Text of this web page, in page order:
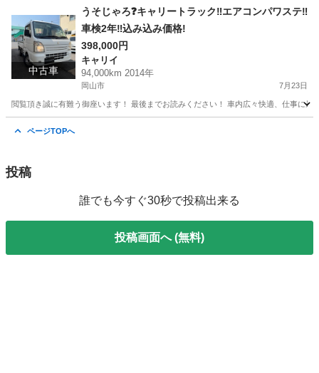
手伝いたい/助けたい 取り付け
中古車
うそじゃろ❓キャリートラック‼️エアコンパワステ‼️
車検2年‼️込み込み価格!
398,000円
キャリイ
94,000km 2014年
岡山市 7月23日
閲覧頂き誠に有難う御座います！ 最後までお読みください！ 車内広々快適、仕事
ページTOPへ
投稿
誰でも今すぐ30秒で投稿出来る
投稿画面へ (無料)